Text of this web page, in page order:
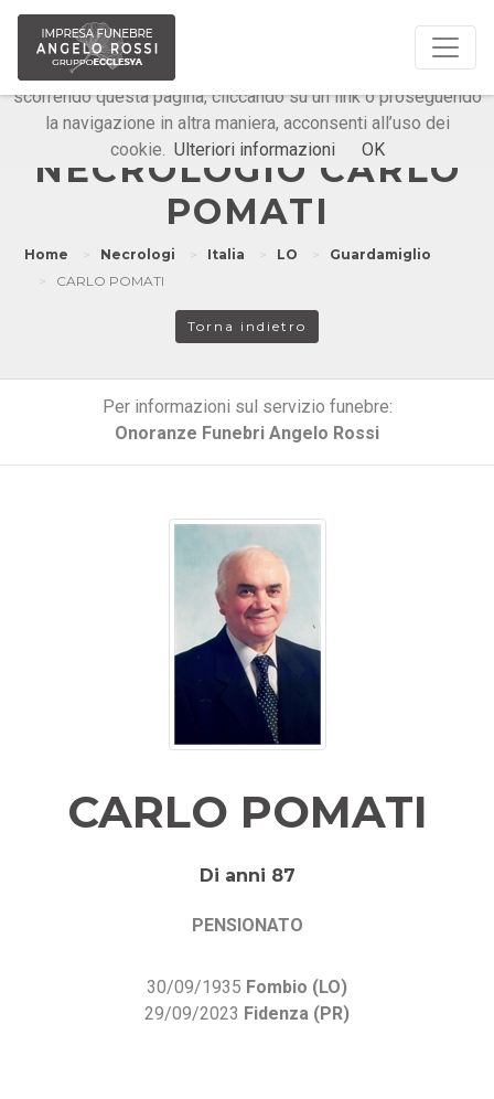
Onoranze Funebri Angelo Rossi
NECROLOGIO CARLO
POMATI
Home Necrologi Italia LO
Guardamiglio
CARLO POMATI
Torna indietro
Per informazioni sul servizio funebre:
Onoranze Funebri Angelo Rossi
CARLO POMATI
Di anni 87
PENSIONATO
30/09/1935 Fombio (LO)
29/09/2023 Fidenza (PR)
Questo sito o gli strumenti terzi da questo utilizzati si
avvalgono di cookie necessari al funzionamento ed utili alle
finalità illustrate nella cookie policy. Chiudendo questo banner,
scorrendo questa pagina, cliccando su un link o proseguendo
la navigazione in altra maniera, acconsenti all’uso dei
cookie. Ulteriori informazioni OK